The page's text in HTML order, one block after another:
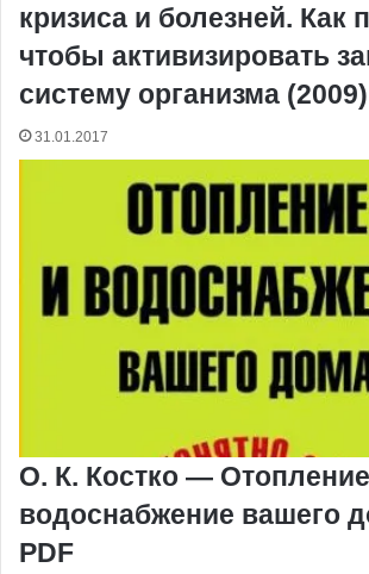
кризиса и болезней. Как
чтобы активизировать
систему организма
31.01.2017
О. К. Костко —
водоснабжение вашего
PDF